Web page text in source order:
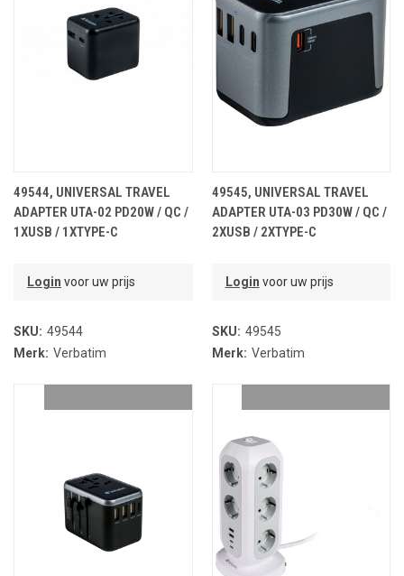
49544, UNIVERSAL TRAVEL
ADAPTER UTA-02 PD20W / QC /
1XUSB / 1XTYPE-C
Login voor uw prijs
SKU: 49544
Merk: Verbatim
49545, UNIVERSAL TRAVEL
ADAPTER UTA-03 PD30W / QC /
2XUSB / 2XTYPE-C
Login voor uw prijs
SKU: 49545
Merk: Verbatim